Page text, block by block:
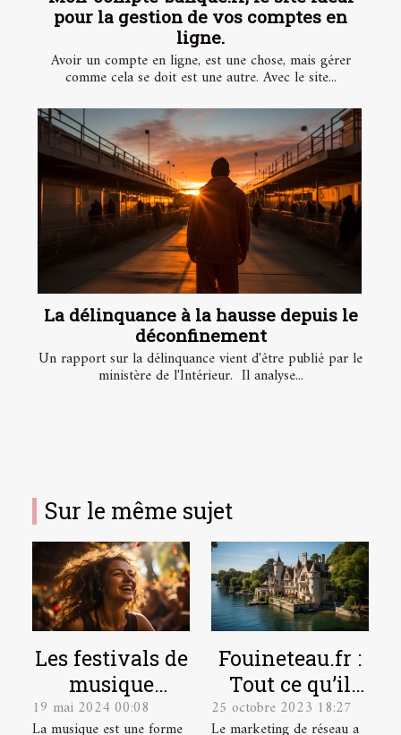
pour la gestion de vos comptes en
ligne.
Avoir un compte en ligne, est une chose, mais gérer
comme cela se doit est une autre. Avec le site...
La délinquance à la hausse depuis le
déconfinement
Un rapport sur la délinquance vient d'être publié par le
ministère de l'Intérieur. Il analyse...
Sur le même sujet
Les festivals de
musique
indépendante
19 mai 2024 00:08
La musique est une forme
Fouineteau.fr :
Tout ce qu’il
faut savoir sur
25 octobre 2023 18:27
Le marketing de réseau a